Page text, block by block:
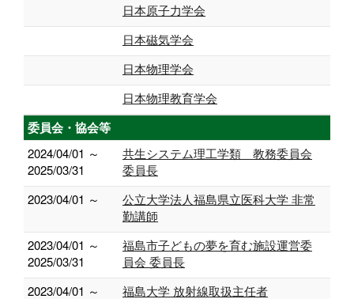
日本原子力学会
日本磁気学会
日本物理学会
日本物理教育学会
委員会・協会等
2024/04/01 ～
2025/03/31
共生システム理工学類 教務委員会
委員長
2023/04/01 ～
公立大学法人福島県立医科大学 非常
勤講師
2023/04/01 ～
2025/03/31
福島市子どもの夢を育む施設運営委
員会 委員長
2023/04/01 ～
福島大学 放射線取扱主任者